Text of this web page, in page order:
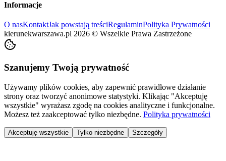
Informacje
O nasKontaktJak powstają treściRegulaminPolityka Prywatności
kierunekwarszawa.pl 2026 © Wszelkie Prawa Zastrzeżone
Szanujemy Twoją prywatność
Używamy plików cookies, aby zapewnić prawidłowe działanie
strony oraz tworzyć anonimowe statystyki. Klikając "Akceptuję
wszystkie" wyrażasz zgodę na cookies analityczne i funkcjonalne.
Możesz też zaakceptować tylko niezbędne. Polityka prywatności
Akceptuję wszystkie Tylko niezbędne Szczegóły